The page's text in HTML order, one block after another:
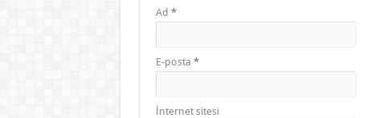
Ad *
E-posta *
İnternet sitesi